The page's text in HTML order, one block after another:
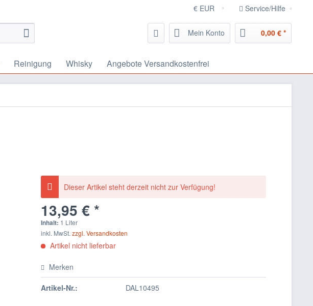
Service/Hilfe
Mein Konto 0,00 € *
Reinigung Whisky Angebote Versandkostenfrei
Dieser Artikel steht derzeit nicht zur Verfügung!
13,95 € *
Inhalt: 1 Liter
inkl. MwSt.zzgl. Versandkosten
Artikel nicht lieferbar
Merken
Artikel-Nr.: DAL10495